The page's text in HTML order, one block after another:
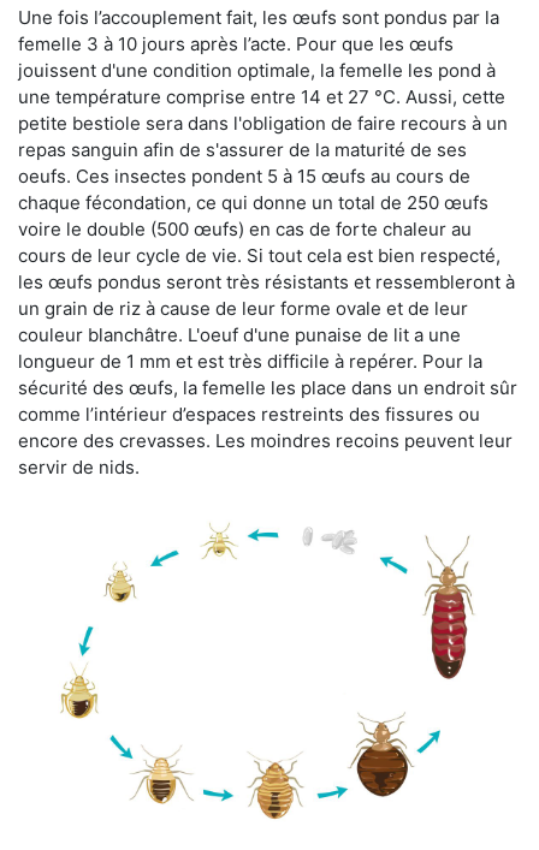
Une fois l’accouplement fait, les œufs sont pondus par la
femelle 3 à 10 jours après l’acte. Pour que les œufs
jouissent d'une condition optimale, la femelle les pond à
une température comprise entre 14 et 27 °C. Aussi, cette
petite bestiole sera dans l'obligation de faire recours à un
repas sanguin afin de s'assurer de la maturité de ses
oeufs. Ces insectes pondent 5 à 15 œufs au cours de
chaque fécondation, ce qui donne un total de 250 œufs
voire le double (500 œufs) en cas de forte chaleur au
cours de leur cycle de vie. Si tout cela est bien respecté,
les œufs pondus seront très résistants et ressembleront à
un grain de riz à cause de leur forme ovale et de leur
couleur blanchâtre. L'oeuf d'une punaise de lit a une
longueur de 1 mm et est très difficile à repérer. Pour la
sécurité des œufs, la femelle les place dans un endroit sûr
comme l’intérieur d’espaces restreints des fissures ou
encore des crevasses. Les moindres recoins peuvent leur
servir de nids.